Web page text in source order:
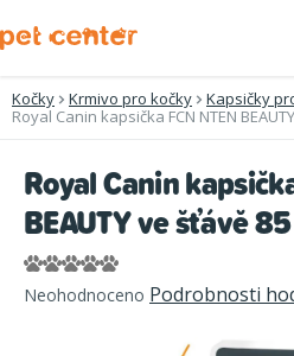
na
Kočky Krmivo pro kočky
Kapsičky
Royal Canin kapsička FCN NTEN
Royal Canin
BEAUTY ve šťávě
Průměrné
hodnocení
Neohodnoceno Podrobnosti